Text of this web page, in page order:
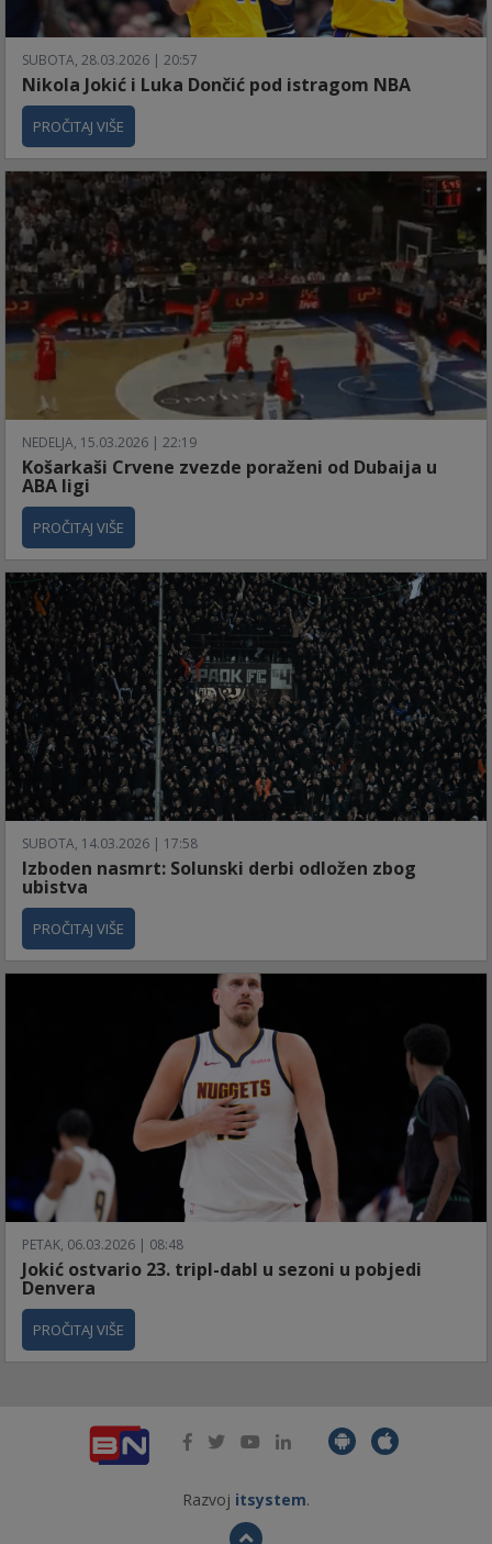
SUBOTA, 28.03.2026 | 20:57
Nikola Jokić i Luka Dončić pod istragom NBA
PROČITAJ VIŠE
NEDELJA, 15.03.2026 | 22:19
Košarkaši Crvene zvezde poraženi od Dubaija u
ABA ligi
PROČITAJ VIŠE
SUBOTA, 14.03.2026 | 17:58
Izboden nasmrt: Solunski derbi odložen zbog
ubistva
PROČITAJ VIŠE
PETAK, 06.03.2026 | 08:48
Jokić ostvario 23. tripl-dabl u sezoni u pobjedi
Denvera
PROČITAJ VIŠE
Razvoj itsystem.